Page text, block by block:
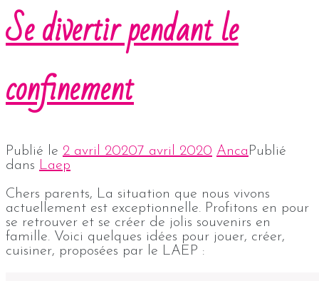
Se divertir pendant le
confinement
Publié le 2 avril 20207 avril 2020 Anca Publié
dans Laep
Chers parents, La situation que nous vivons
actuellement est exceptionnelle. Profitons en pour
se retrouver et se créer de jolis souvenirs en
famille. Voici quelques idées pour jouer, créer,
cuisiner, proposées par le LAEP :